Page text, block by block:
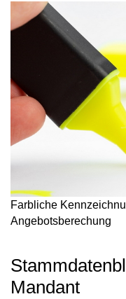
Farbliche
Angebotsberechung
Mandant